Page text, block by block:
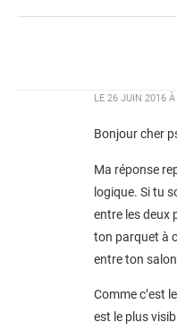
LE 26 JUIN 2016 À
Bonjour cher
Ma réponse
logique. Si tu
entre les deux
ton parquet à
entre ton
Comme c’est
est le plus